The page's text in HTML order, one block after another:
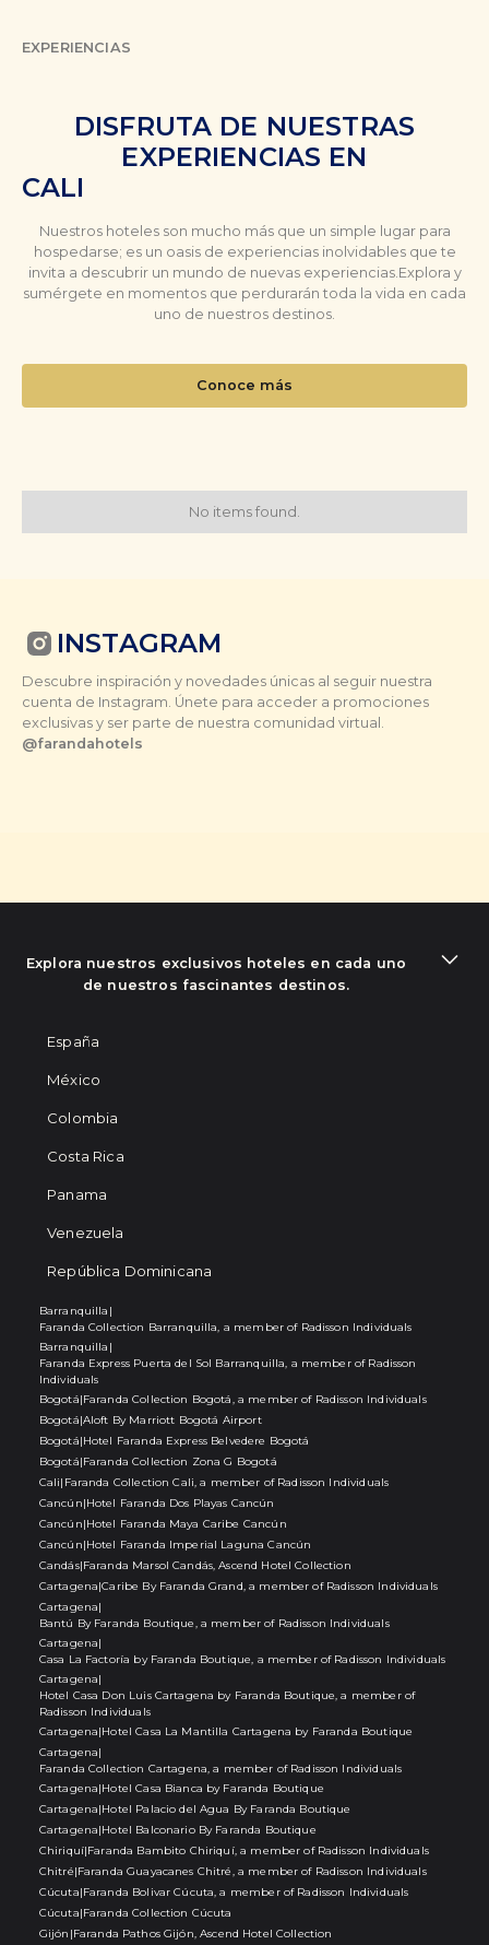
EXPERIENCIAS
DISFRUTA DE NUESTRAS
EXPERIENCIAS EN
CALI
Nuestros hoteles son mucho más que un simple lugar para
hospedarse; es un oasis de experiencias inolvidables que te
invita a descubrir un mundo de nuevas experiencias.Explora y
sumérgete en momentos que perdurarán toda la vida en cada
uno de nuestros destinos.
Conoce más
No items found.
INSTAGRAM
Descubre inspiración y novedades únicas al seguir nuestra
cuenta de Instagram. Únete para acceder a promociones
exclusivas y ser parte de nuestra comunidad virtual.
@farandahotels
Explora nuestros exclusivos hoteles en cada uno
de nuestros fascinantes destinos.
España
México
Colombia
Costa Rica
Panama
Venezuela
República Dominicana
Barranquilla |
Faranda Collection Barranquilla, a member of Radisson Individuals
Barranquilla |
Faranda Express Puerta del Sol Barranquilla, a member of Radisson
Individuals
Bogotá|Faranda Collection Bogotá, a member of Radisson Individuals
Bogotá|Aloft By Marriott Bogotá Airport
Bogotá|Hotel Faranda Express Belvedere Bogotá
Bogotá|Faranda Collection Zona G Bogotá
Cali| Faranda Collection Cali, a member of Radisson Individuals
Cancún|Hotel Faranda Dos Playas Cancún
Cancún|Hotel Faranda Maya Caribe Cancún
Cancún|Hotel Faranda Imperial Laguna Cancún
Candás|Faranda Marsol Candás, Ascend Hotel Collection
Cartagena|Caribe By Faranda Grand, a member of Radisson Individuals
Cartagena|
Bantú By Faranda Boutique, a member of Radisson Individuals
Cartagena|
Casa La Factoría by Faranda Boutique, a member of Radisson Individuals
Cartagena|
Hotel Casa Don Luis Cartagena by Faranda Boutique, a member of
Radisson Individuals
Cartagena|Hotel Casa La Mantilla Cartagena by Faranda Boutique
Cartagena|
Faranda Collection Cartagena, a member of Radisson Individuals
Cartagena|Hotel Casa Bianca by Faranda Boutique
Cartagena|Hotel Palacio del Agua By Faranda Boutique
Cartagena|Hotel Balconario By Faranda Boutique
Chiriquí|Faranda Bambito Chiriquí, a member of Radisson Individuals
Chitré|Faranda Guayacanes Chitré, a member of Radisson Individuals
Cúcuta|Faranda Bolivar Cúcuta, a member of Radisson Individuals
Cúcuta|Faranda Collection Cúcuta
Gijón |Faranda Pathos Gijón, Ascend Hotel Collection